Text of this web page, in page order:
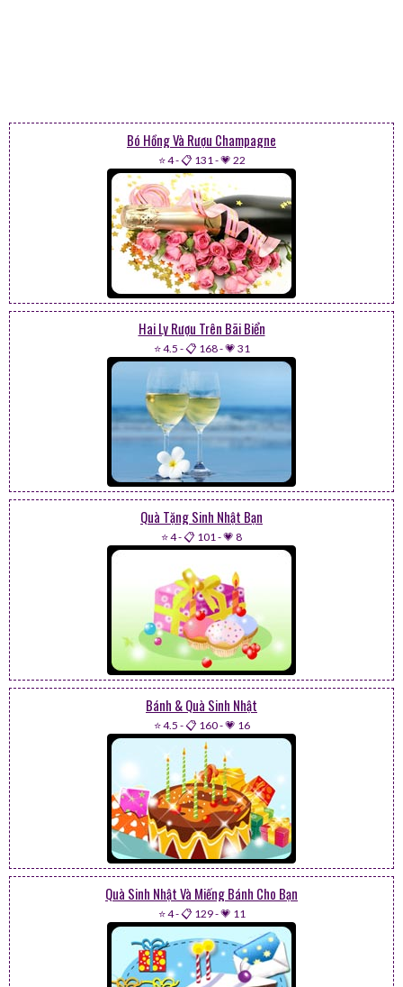
Bó Hồng Và Rượu Champagne
⭐ 4-📋 131-💗 22
Hai Ly Rượu Trên Bãi Biển
⭐ 4.5 -📋 168-💗 31
Quà Tặng Sinh Nhật Bạn
⭐ 4-📋 101-💗 8
Bánh & Quà Sinh Nhật
⭐ 4.5 -📋 160-💗 16
Quà Sinh Nhật Và Miếng Bánh Cho Bạn
⭐ 4-📋 129-💗 11